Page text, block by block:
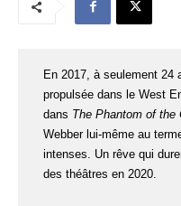
En 2017, à seulement
propulsée dans le West
dans The Phantom of the
Webber lui-même au
intenses. Un rêve qui
des théâtres en 2020.